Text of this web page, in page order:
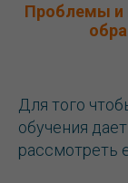
Проблемы и
Для того
обучения
рассмотреть